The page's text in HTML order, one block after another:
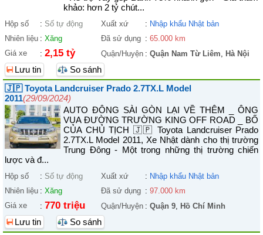
khảo: hơn 2 tỷ chút...
Hộp số : Số tự động Xuất xứ : Nhập khẩu Nhật bản
Nhiên liệu : Xăng Đã sử dụng : 65.000 km
Giá xe
: 2,15 tỷ Quận/Huyện : Quận Nam Từ Liêm, Hà Nội
Lưu tin
So sánh
🇯🇵 Toyota Landcruiser Prado 2.7TX.L Model
2011(29/09/2024)
AUTO ĐÔNG SÀI GÒN LẠI VỀ THÊM _ ÔNG
VUA ĐƯỜNG TRƯỜNG KING OFF ROAD _ BỐ
CỦA CHỦ TỊCH 🇯🇵 Toyota Landcruiser Prado
2.7TX.L Model 2011, Xe Nhật dành cho thị trường
Trung Đông - Một trong những thị trường chiến
lược và đ...
Hộp số : Số tự động Xuất xứ : Nhập khẩu Nhật bản
Nhiên liệu : Xăng Đã sử dụng : 97.000 km
Giá xe
: 770 triệu Quận/Huyện : Quận 9, Hồ Chí Minh
Lưu tin
So sánh